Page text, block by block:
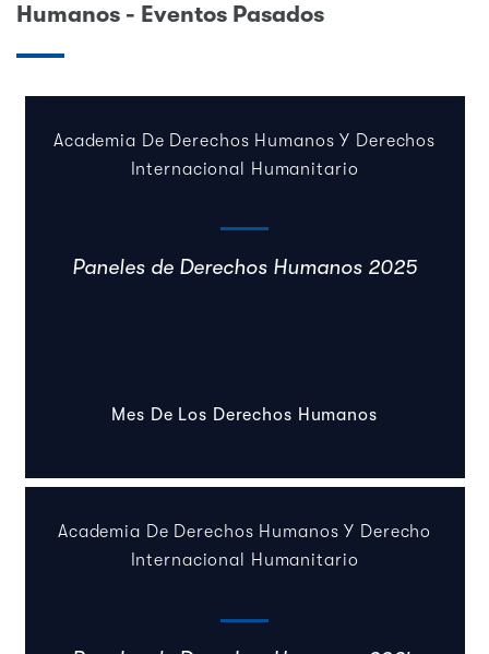
Humanos - Eventos Pasados
Academia De Derechos Humanos Y Derechos
Internacional Humanitario
Paneles de Derechos Humanos 2025
Mes De Los Derechos Humanos
Academia De Derechos Humanos Y Derecho
Internacional Humanitario